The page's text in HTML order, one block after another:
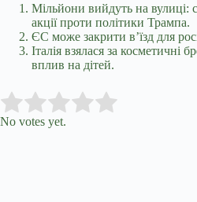
Мільйони вийдуть на вулиці:
акції проти політики Трампа.
ЄС може закрити в’їзд для
Італія взялася за косметичні
вплив на дітей.
Rate this item:
No votes yet.